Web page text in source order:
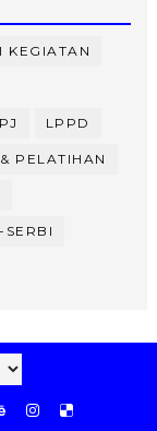
KEGIATAN
LPPD
PELATIHAN
SERBI